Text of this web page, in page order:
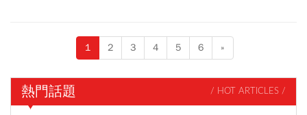
女。經商有成的她，於日前不幸過世，留下了高達數億元的大筆遺
產。阿偉在林女士過世後收到通知，得知了這筆遺產的存在。震驚
母」，早已有了合法的老公和健全的家庭，自己這個被隱瞞、被遺
忘的「婚外孩子」，真的還可以繼承她的遺產嗎？
1 2 3 4 5 6 »
熱門話題 / HOT ARTICLES /